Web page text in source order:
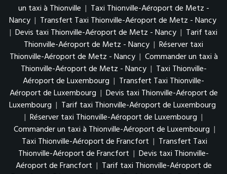
un taxi à Thionville | Taxi Thionville-Aéroport de Metz -
Nancy | Transfert Taxi Thionville-Aéroport de Metz - Nancy
| Devis taxi Thionville-Aéroport de Metz - Nancy | Tarif taxi
Thionville-Aéroport de Metz - Nancy | Réserver taxi
Thionville-Aéroport de Metz - Nancy | Commander un taxi à
Thionville-Aéroport de Metz - Nancy | Taxi Thionville-
Aéroport de Luxembourg | Transfert Taxi Thionville-
Aéroport de Luxembourg | Devis taxi Thionville-Aéroport de
Luxembourg | Tarif taxi Thionville-Aéroport de Luxembourg
| Réserver taxi Thionville-Aéroport de Luxembourg |
Commander un taxi à Thionville-Aéroport de Luxembourg |
Taxi Thionville-Aéroport de Francfort | Transfert Taxi
Thionville-Aéroport de Francfort | Devis taxi Thionville-
Aéroport de Francfort | Tarif taxi Thionville-Aéroport de